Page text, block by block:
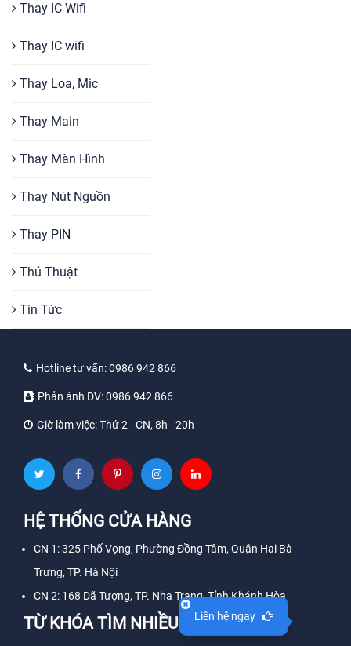
Thay IC Wifi
Thay IC wifi
Thay Loa, Mic
Thay Main
Thay Màn Hình
Thay Nút Nguồn
Thay PIN
Thủ Thuật
Tin Tức
Hotline tư vấn:0986 942 866
Phản ánh DV:0986 942 866
Giờ làm việc:Thứ 2 - CN, 8h - 20h
HỆ THỐNG CỬA HÀNG
CN 1: 325 Phố Vọng, Phường Đồng Tâm, Quận Hai Bà
Trưng, TP. Hà Nội
CN 2: 168 Dã Tượng, TP. Nha Trang, Tỉnh Khánh Hòa
TỪ KHÓA TÌM NHIỀU Liên hệ ngay